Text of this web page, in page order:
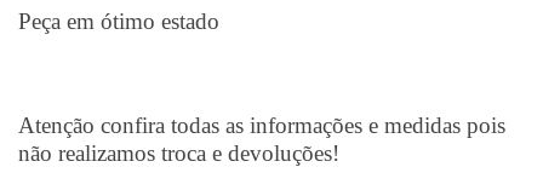
Peça em ótimo estado
Atenção confira todas as informações e medidas pois
não realizamos troca e devoluções!